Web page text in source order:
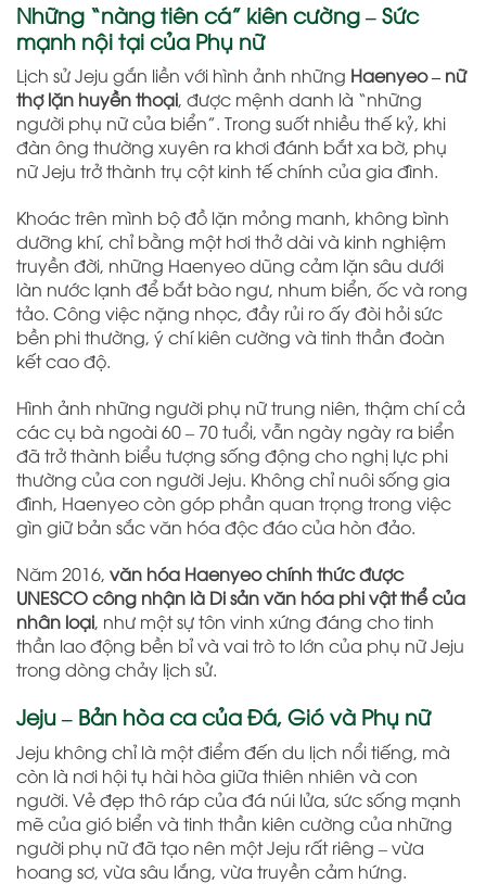
Những “nàng tiên cá” kiên cường – Sức
mạnh nội tại của Phụ nữ
Lịch sử Jeju gắn liền với hình ảnh những Haenyeo – nữ
thợ lặn huyền thoại, được mệnh danh là “những
người phụ nữ của biển”. Trong suốt nhiều thế kỷ, khi
đàn ông thường xuyên ra khơi đánh bắt xa bờ, phụ
nữ Jeju trở thành trụ cột kinh tế chính của gia đình.
Khoác trên mình bộ đồ lặn mỏng manh, không bình
dưỡng khí, chỉ bằng một hơi thở dài và kinh nghiệm
truyền đời, những Haenyeo dũng cảm lặn sâu dưới
làn nước lạnh để bắt bào ngư, nhum biển, ốc và rong
tảo. Công việc nặng nhọc, đầy rủi ro ấy đòi hỏi sức
bền phi thường, ý chí kiên cường và tinh thần đoàn
kết cao độ.
Hình ảnh những người phụ nữ trung niên, thậm chí cả
các cụ bà ngoài 60 – 70 tuổi, vẫn ngày ngày ra biển
đã trở thành biểu tượng sống động cho nghị lực phi
thường của con người Jeju. Không chỉ nuôi sống gia
đình, Haenyeo còn góp phần quan trọng trong việc
gìn giữ bản sắc văn hóa độc đáo của hòn đảo.
Năm 2016, văn hóa Haenyeo chính thức được
UNESCO công nhận là Di sản văn hóa phi vật thể của
nhân loại, như một sự tôn vinh xứng đáng cho tinh
thần lao động bền bỉ và vai trò to lớn của phụ nữ Jeju
trong dòng chảy lịch sử.
Jeju – Bản hòa ca của Đá, Gió và Phụ nữ
Jeju không chỉ là một điểm đến du lịch nổi tiếng, mà
còn là nơi hội tụ hài hòa giữa thiên nhiên và con
người. Vẻ đẹp thô ráp của đá núi lửa, sức sống mạnh
mẽ của gió biển và tinh thần kiên cường của những
người phụ nữ đã tạo nên một Jeju rất riêng – vừa
hoang sơ, vừa sâu lắng, vừa truyền cảm hứng.